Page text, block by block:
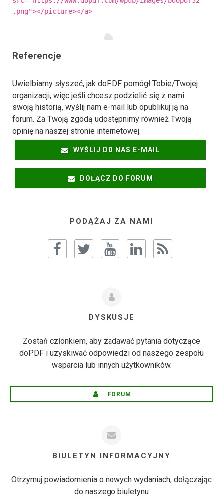
.png"></picture></a>
Referencje
Uwielbiamy słyszeć, jak doPDF pomógł Tobie/Twojej
organizacji, więc jeśli chcesz podzielić się z nami
swoją historią, wyślij nam e-mail lub opublikuj ją na
forum. Za Twoją zgodą udostępnimy również Twoją
opinię na naszej stronie internetowej.
WYŚLIJ DO NAS E-MAIL
DOŁĄCZ DO FORUM
PODĄŻAJ ZA NAMI
DYSKUSJE
Zostań członkiem, aby zadawać pytania dotyczące
doPDF i uzyskiwać odpowiedzi od naszego zespołu
wsparcia lub innych użytkowników.
FORUM
BIULETYN INFORMACYJNY
Otrzymuj powiadomienia o nowych wydaniach, dołączając
do naszego biuletynu